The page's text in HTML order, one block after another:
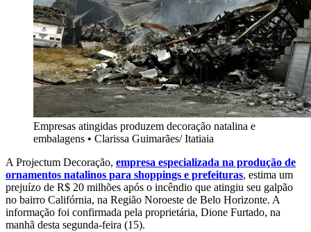
Empresas atingidas produzem decoração natalina e
embalagens • Clarissa Guimarães/ Itatiaia
A Projectum Decoração, empresa especializada na produção de
ornamentos natalinos para shoppings e prefeituras, estima um
prejuízo de R$ 20 milhões após o incêndio que atingiu seu galpão
no bairro Califórnia, na Região Noroeste de Belo Horizonte. A
informação foi confirmada pela proprietária, Dione Furtado, na
manhã desta segunda-feira (15).